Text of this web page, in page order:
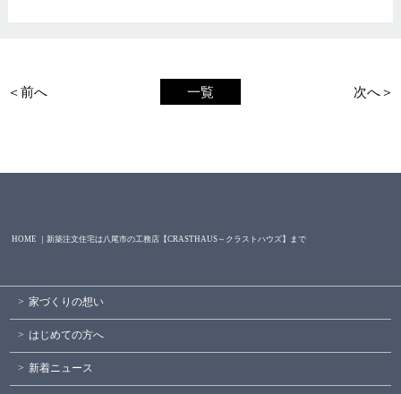
一覧
＜前へ 次へ＞
HOME ｜新築注文住宅は八尾市の工務店【CRASTHAUS～クラストハウズ】まで
家づくりの想い
はじめての方へ
新着ニュース